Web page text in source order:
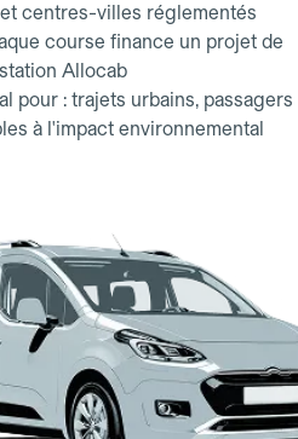
centres-villes réglementés
course finance un projet de
Allocab
pour : trajets urbains, passagers
à l'impact environnemental